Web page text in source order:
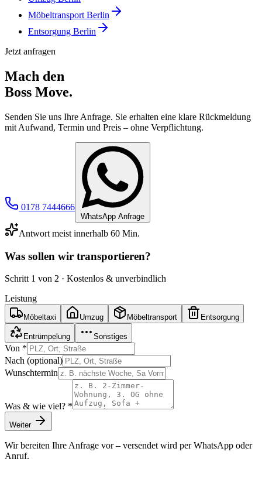
Möbeltransport Berlin
Entsorgung Berlin
Jetzt anfragen
Mach den
Boss Move.
Senden Sie uns Ihre Anfrage. Sie erhalten eine klare Rückmeldung
mit Aufwand, Termin und Preis – ohne Verpflichtung.
0178 7444666
WhatsApp Anfrage
Antwort meist innerhalb 60 Min.
Was sollen wir transportieren?
Schritt 1 von 2 · Kostenlos & unverbindlich
Leistung
Möbeltaxi Umzug Möbeltransport Entsorgung
Entrümpelung Sonstiges
Von *
Nach (optional)
Wunschtermin
Was & wie viel? *
Weiter
Wir bereiten Ihre Anfrage vor – versendet wird per WhatsApp oder
Anruf.